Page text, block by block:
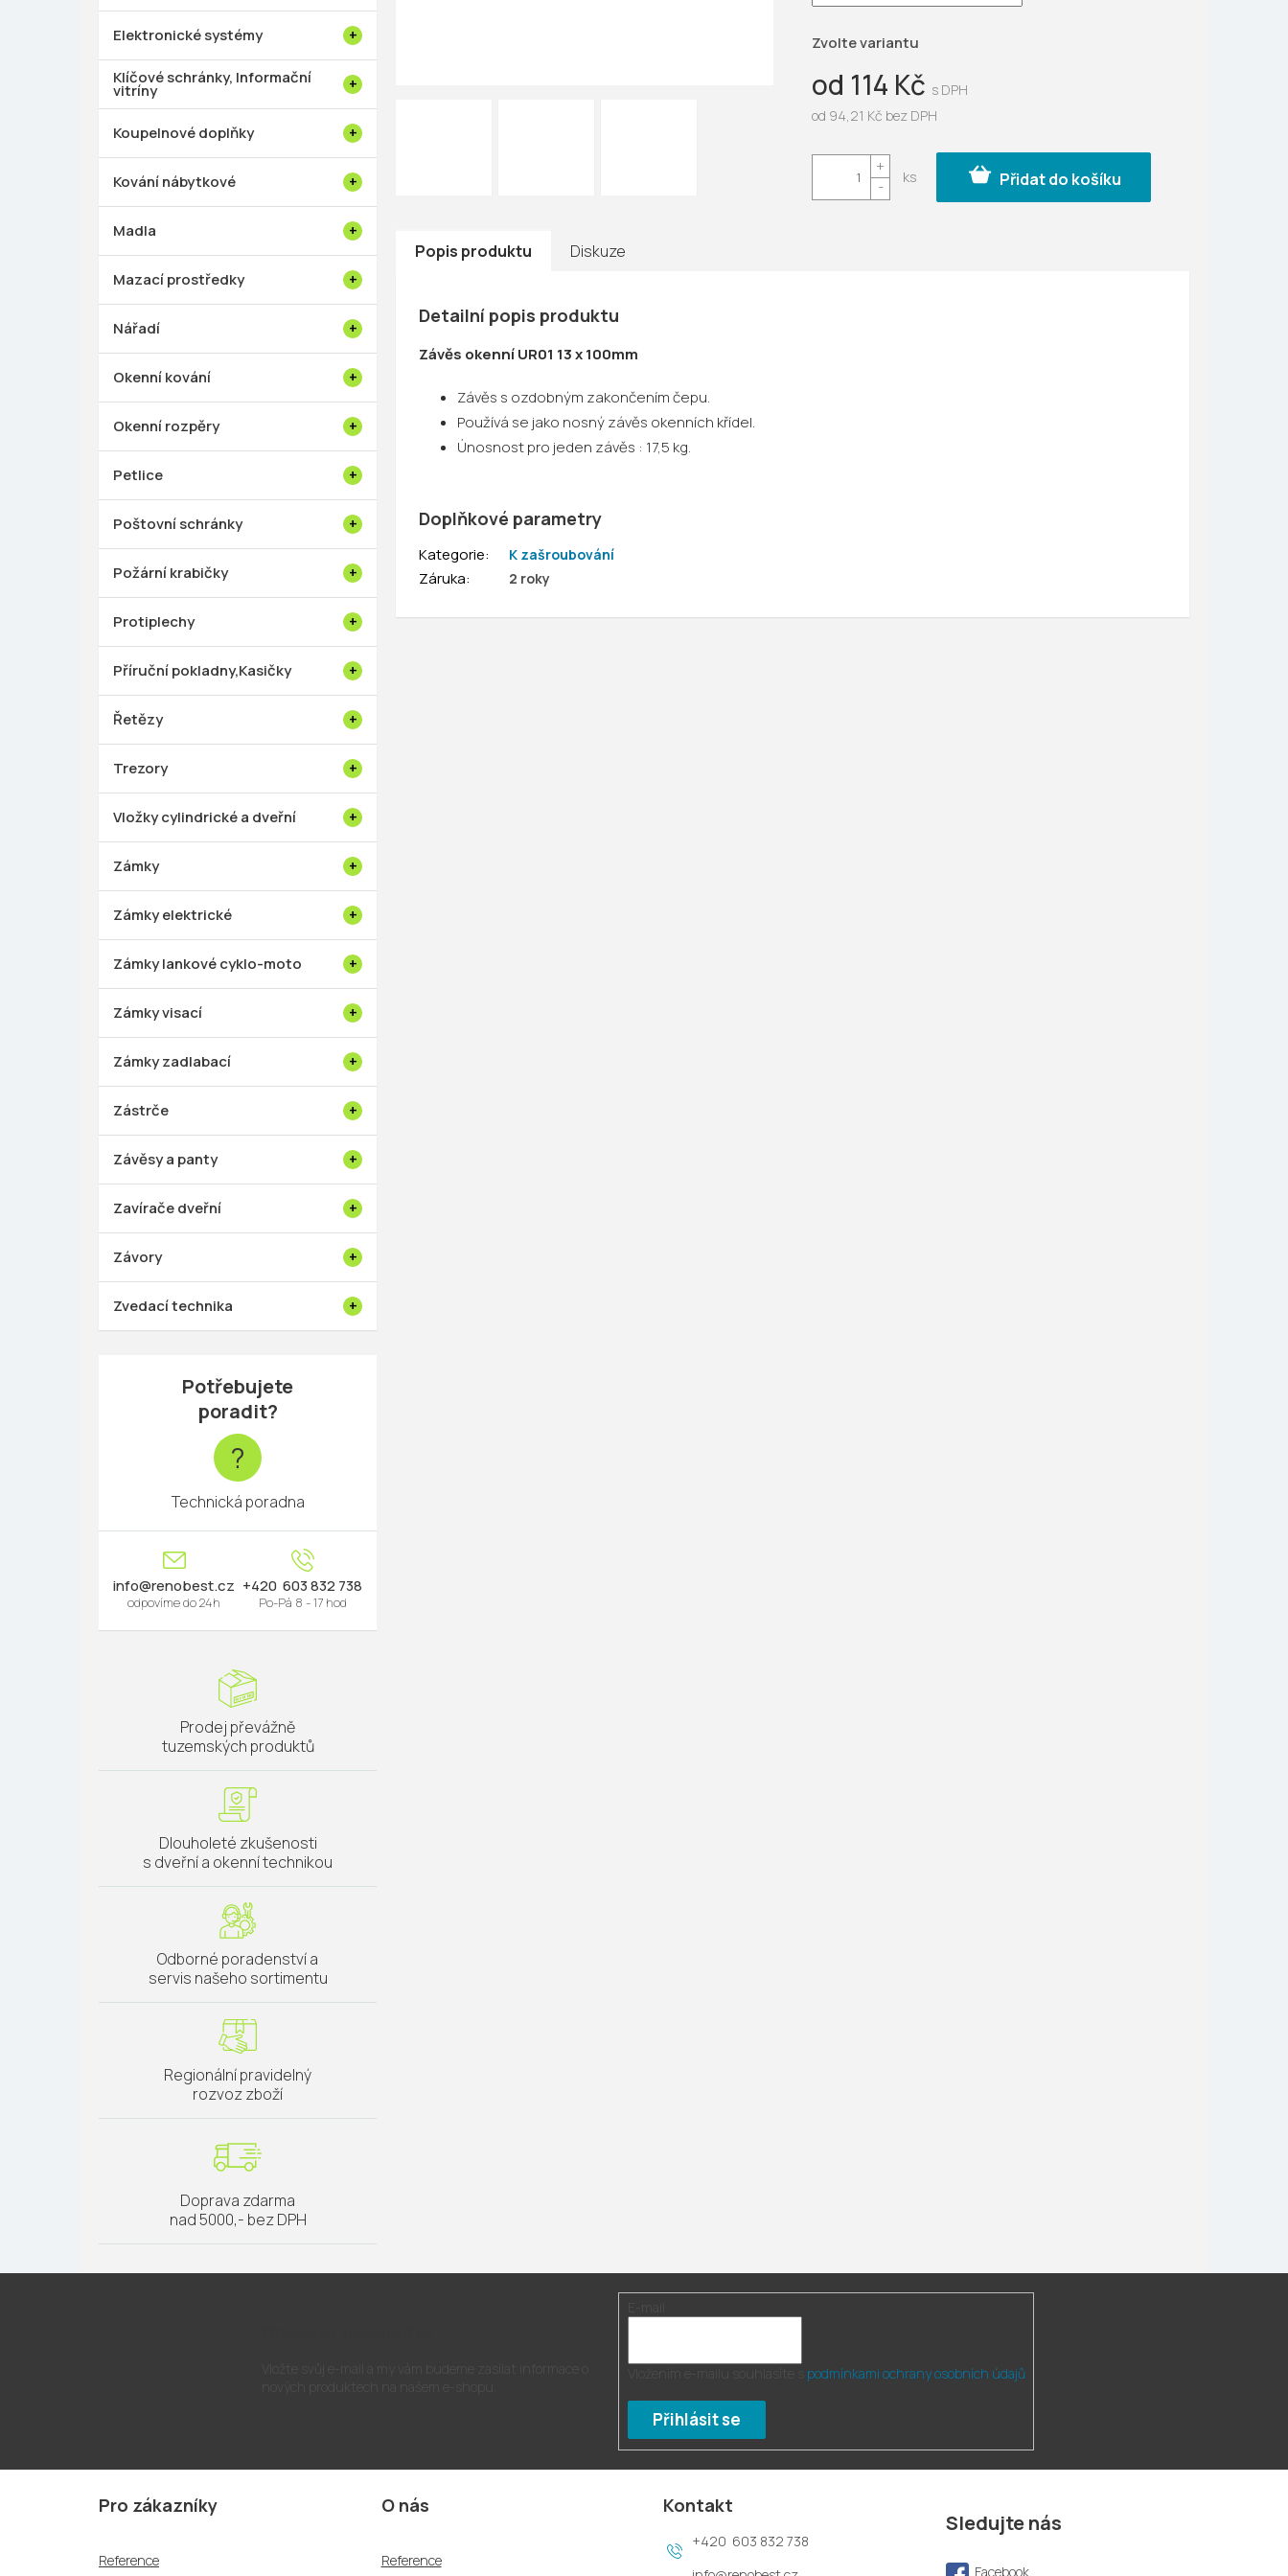
n
l
Elektronické systémy
Klíčové schránky, Informační
vitríny
Koupelnové doplňky
Kování nábytkové
Madla
Mazací prostředky
Nářadí
Okenní kování
Okenní rozpěry
Petlice
Poštovní schránky
Požární krabičky
Protiplechy
Příruční pokladny,Kasičky
Řetězy
Trezory
Vložky cylindrické a dveřní
Zámky
Zámky elektrické
Zámky lankové cyklo-moto
Zámky visací
Zámky zadlabací
Zástrče
Závěsy a panty
Zavírače dveřní
Závory
Zvedací technika
Potřebujete
poradit?
?
Technická poradna
info@renobest.cz 603 832 738
Prodej převážně
tuzemských produktů
Dlouholeté zkušenosti
s dveřní a okenní technikou
Odborné poradenství a
servis našeho sortimentu
Regionální pravidelný
rozvoz zboží
Doprava zdarma
nad 5000,- bez DPH
od 114 Kč
od 94,21 Kč bez DPH
cena:
Zvolte variantu
Přidat do košíku
Popis produktu Diskuze
Detailní popis produktu
Závěs okenní UR01 13 x 100mm
Závěs s ozdobným zakončením čepu.
Používá se jako nosný závěs okenních křídel.
Únosnost pro jeden závěs : 17,5 kg.
Doplňkové parametry
Kategorie: K zašroubování
Záruka: 2 roky
podmínkami ochrany osobních údajů
Přihlásit se
Z
Pro zákazníky
Reference
O nás
Reference
Kontakt
603 832 738
Sledujte nás
Facebook